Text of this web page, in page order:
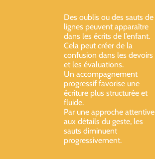
Des oublis ou des sauts de
lignes peuvent apparaître
dans les écrits de l’enfant.
Cela peut créer de la
confusion dans les devoirs
et les évaluations.
Un accompagnement
progressif favorise une
écriture plus structurée et
fluide.
Par une approche attentive
aux détails du geste, les
sauts diminuent
progressivement.